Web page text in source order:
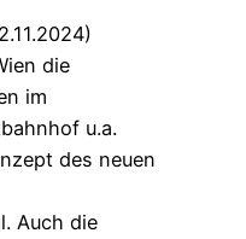
die
im
u.a.
des neuen
Auch die